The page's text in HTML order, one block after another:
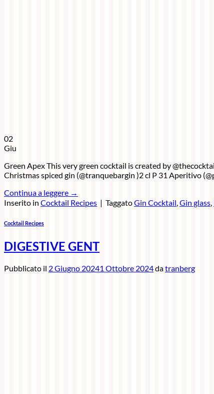
02
Giu
Green Apex This very green cocktail is created by
Christmas spiced gin (@tranquebargin )2 cl P 31 Aperitivo
Continua a leggere →
Inserito in Cocktail Recipes | TaggatoGin Cocktail,Gin glass,
Cocktail Recipes
DIGESTIVE GENT
Pubblicato il 2 Giugno 20241 Ottobre 2024datranberg